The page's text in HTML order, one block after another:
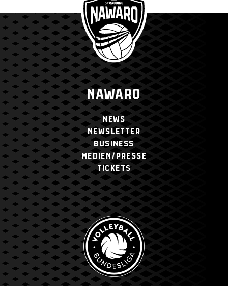
NAWARO
NEWS
NEWSLETTER
BUSINESS
MEDIEN/PRESSE
TICKETS